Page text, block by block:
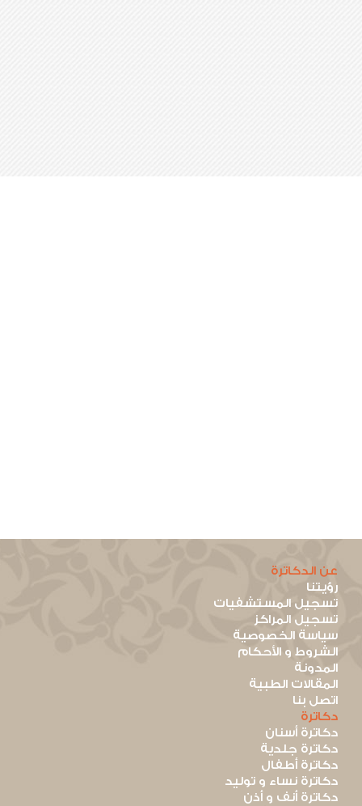
عن الدكاترة
رؤيتنا
تسجيل المستشفيات
تسجيل المراكز
سياسة الخصوصية
الشروط و الأحكام
المدونة
المقالات الطبية
اتصل بنا
دكاترة
دكاترة أسنان
دكاترة جلدية
دكاترة أطفال
دكاترة نساء و توليد
دكاترة أنف و أذن